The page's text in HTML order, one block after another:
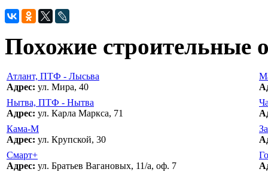
Похожие строительные
Атлант, ПТФ - Лысьва
Адрес: ул. Мира, 40
Нытва, ПТФ - Нытва
Адрес: ул. Карла Маркса, 71
Кама-М
Адрес: ул. Крупской, 30
Смарт+
Адрес: ул. Братьев Вагановых, 11/а, оф. 7